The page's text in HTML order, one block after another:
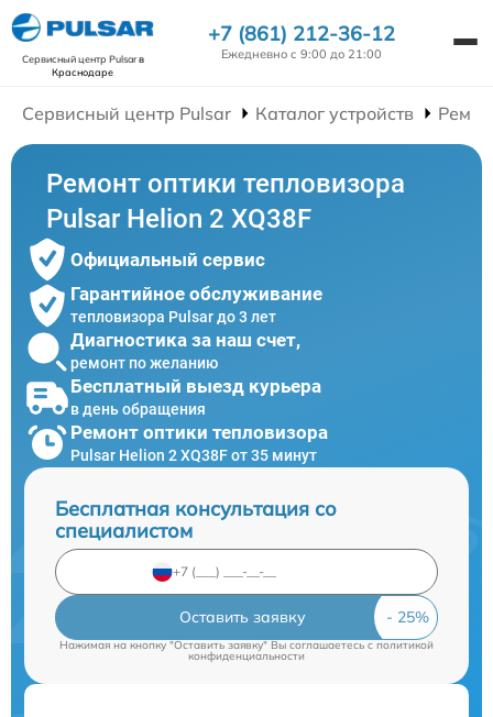
Сервисный центр Pulsarв
Краснодаре
+7 (861) 212-36-12
Ежедневно с 9:00 до 21:00
Сервисный центр Pulsar Каталог устройств
Ремонт оптики тепловизора
Pulsar Helion 2 XQ38F
Официальный сервис
Гарантийное обслуживание
тепловизора Pulsar до 3 лет
Диагностика за наш счет,
ремонт по желанию
Бесплатный выезд курьера
в день обращения
Ремонт оптики тепловизора
Pulsar Helion 2 XQ38F от 35 минут
Бесплатная консультация со
специалистом
Оставить заявку
Нажимая на кнопку "Оставить заявку" Вы соглашаетесь cполитикой
конфиденциальности